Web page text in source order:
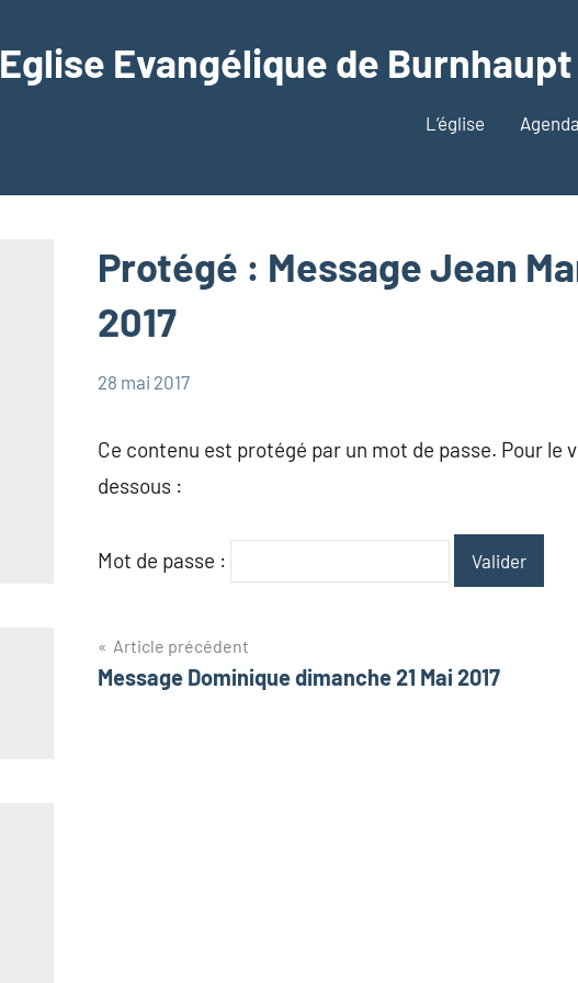
Eglise Evangélique de Burnhaupt
Texte
L’église Agenda
Protégé : Message Jean
2017
Messages
28 mai 2017
Ce contenu est protégé par un mot de passe. Pour
dessous :
Mot de passe :
Navigation
de
Article précédent
Message Dominique dimanche 21 Mai 2017